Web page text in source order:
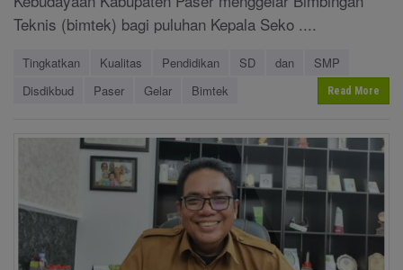
Teknis (bimtek) bagi puluhan Kepala Seko ....
Tingkatkan Kualitas Pendidikan SD dan
SMP
Disdikbud
Paser Gelar Bimtek Read More